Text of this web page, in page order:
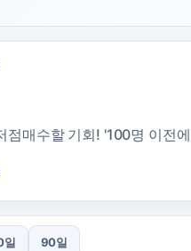
점매수할 기회! '100명 이전
일 90일